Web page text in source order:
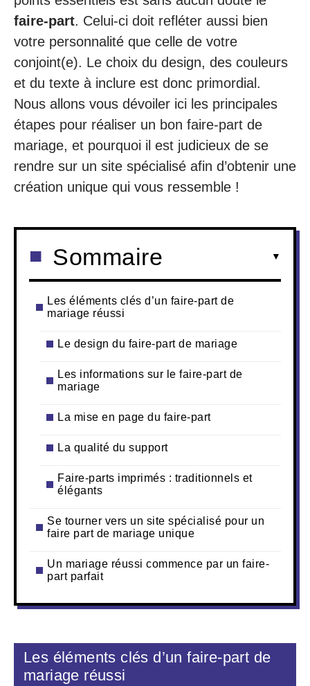
faire-part. Celui-ci doit refléter aussi bien
votre personnalité que celle de votre
conjoint(e). Le choix du design, des couleurs
et du texte à inclure est donc primordial.
Nous allons vous dévoiler ici les principales
étapes pour réaliser un bon faire-part de
mariage, et pourquoi il est judicieux de se
rendre sur un site spécialisé afin d’obtenir une
création unique qui vous ressemble !
Sommaire
Les éléments clés d’un faire-part de
mariage réussi
Le design du faire-part de mariage
Les informations sur le faire-part de
mariage
La mise en page du faire-part
La qualité du support
Faire-parts imprimés : traditionnels et
élégants
Se tourner vers un site spécialisé pour un
faire part de mariage unique
Un mariage réussi commence par un faire-
part parfait
Les éléments clés d’un faire-part de
mariage réussi